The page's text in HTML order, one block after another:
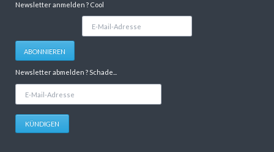
Newsletter anmelden ? Cool
Adresse
ABONNIEREN
Newsletter abmelden ? Schade...
Adresse
KÜNDIGEN